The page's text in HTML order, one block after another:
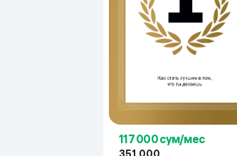
117 000 сум/мес